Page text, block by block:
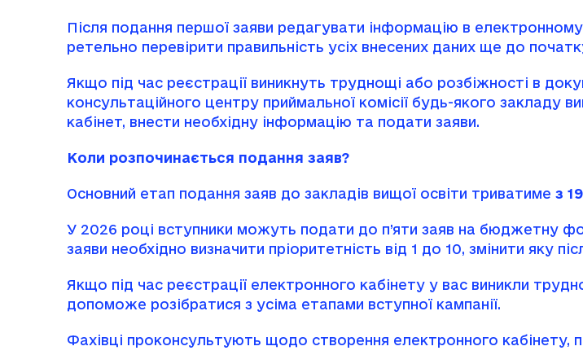
Після подання першої заяви редагувати інформацію в
ретельно перевірити правильність усіх внесених даних ще до
Якщо під час реєстрації виникнуть труднощі або розбіжності в
консультаційного центру приймальної комісії будь-якого закладу
кабінет, внести необхідну інформацію та подати заяви.
Коли розпочинається подання заяв?
Основний етап подання заяв до закладів вищої освіти триватиме з
У 2026 році вступники можуть подати до п’яти заяв на бюджетну
заяви необхідно визначити пріоритетність від 1 до 10, змінити яку
Якщо під час реєстрації електронного кабінету у вас виникли
допоможе розібратися з усіма етапами вступної кампанії.
Фахівці проконсультують щодо створення електронного кабінету,